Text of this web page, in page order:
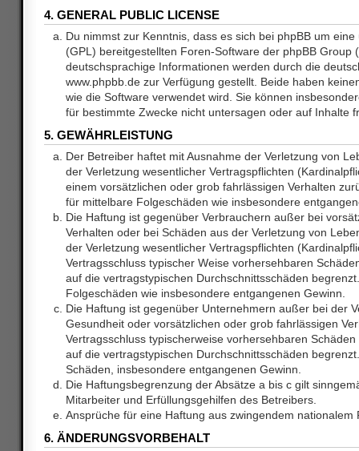
4. GENERAL PUBLIC LICENSE
Du nimmst zur Kenntnis, dass es sich bei phpBB um
(GPL) bereitgestellten Foren-Software der phpBB Group
deutschsprachige Informationen werden durch die
www.phpbb.de zur Verfügung gestellt. Beide haben
wie die Software verwendet wird. Sie können
für bestimmte Zwecke nicht untersagen oder auf Inhalte
5. GEWÄHRLEISTUNG
Der Betreiber haftet mit Ausnahme der Verletzung von
der Verletzung wesentlicher Vertragspflichten
einem vorsätzlichen oder grob fahrlässigen Verhalten
für mittelbare Folgeschäden wie insbesondere
Die Haftung ist gegenüber Verbrauchern außer bei
Verhalten oder bei Schäden aus der Verletzung von
der Verletzung wesentlicher Vertragspflichten
Vertragsschluss typischer Weise vorhersehbaren
auf die vertragstypischen Durchschnittsschäden
Folgeschäden wie insbesondere entgangenen Gewinn.
Die Haftung ist gegenüber Unternehmern außer bei der
Gesundheit oder vorsätzlichen oder grob fahrlässigen
Vertragsschluss typischerweise vorhersehbaren
auf die vertragstypischen Durchschnittsschäden
Schäden, insbesondere entgangenen Gewinn.
Die Haftungsbegrenzung der Absätze a bis c gilt
Mitarbeiter und Erfüllungsgehilfen des Betreibers.
Ansprüche für eine Haftung aus zwingendem nationalem
6. ÄNDERUNGSVORBEHALT